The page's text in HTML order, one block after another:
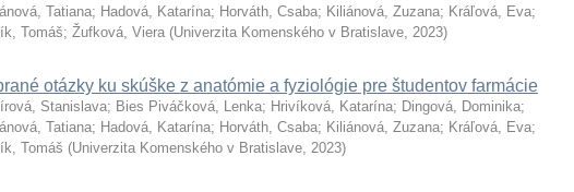
Tatiana; Hadová, Katarína; Horváth, Csaba; Kiliánová, Zuzana; Kráľová, Eva;
Tomáš; Žufková, Viera (Univerzita Komenského v Bratislave, 2023)
otázky ku skúške z anatómie a fyziológie pre študentov farmácie
Stanislava; Bies Piváčková, Lenka; Hrivíková, Katarína; Dingová, Dominika;
Tatiana; Hadová, Katarína; Horváth, Csaba; Kiliánová, Zuzana; Kráľová, Eva;
Tomáš (Univerzita Komenského v Bratislave, 2023)